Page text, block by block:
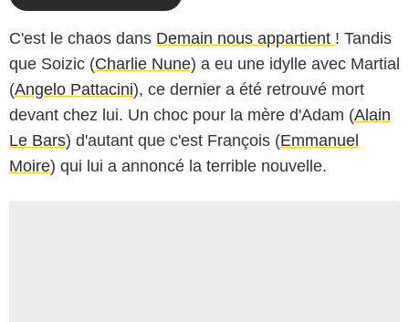
C'est le chaos dans Demain nous appartient ! Tandis
que Soizic (Charlie Nune) a eu une idylle avec Martial
(Angelo Pattacini), ce dernier a été retrouvé mort
devant chez lui. Un choc pour la mère d'Adam (Alain
Le Bars) d'autant que c'est François (Emmanuel
Moire) qui lui a annoncé la terrible nouvelle.